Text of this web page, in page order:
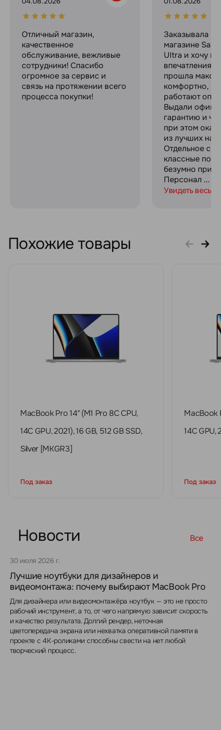
Отличный магазин,
качественное
обслуживание, вежливые
сотрудники! Спасибо
огромное за сервис и
связь на протяжении всего
процесса покупки!
Заказывала в
магазине
Ultra и хочу
прошла
комфортно,
работают
Выдали
гарантию и
при этом
из лучших на
Отдельное
классные
безумно
Персонал ...
Увидеть весь
Похожие товары
MacBook Pro 14" (M1 Pro 8C CPU,
14C GPU, 2021), 16 GB, 512 GB SSD,
Silver [MKGR3]
Под заказ
MacBook
14C GPU,
Под заказ
Новости Все
30 июля 2026 г.
Лучшие ноутбуки для дизайнеров и
видеомонтажа: почему выбирают MacBook Pro
Для дизайнера или видеомонтажёра ноутбук — это не просто
рабочий инструмент, а то, от чего напрямую зависит скорость
и качество результата. Долгий рендер, неточная
цветопередача экрана или нехватка оперативной памяти в
проекте с 4K-роликами способны свести на нет любой
творческий процесс.